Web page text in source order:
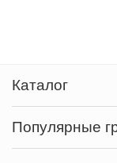
Каталог
Популярные